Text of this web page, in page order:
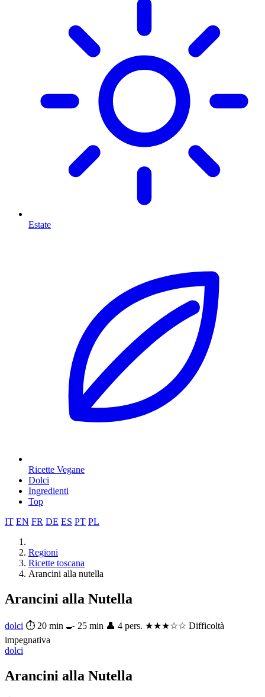
Estate
Ricette Vegane
Dolci
Ingredienti
Top
IT EN FR DE ES PT PL
Regioni
Ricette toscana
Arancini alla nutella
Arancini alla Nutella
dolci ⏱ 20 min 🍳 25 min 👤 4 pers. ★★★☆☆ Difficoltà
impegnativa
dolci
Arancini alla Nutella